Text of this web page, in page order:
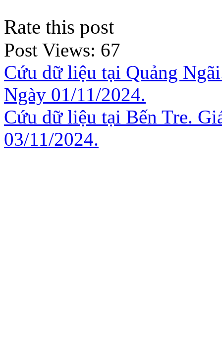
Rate this post
Post Views: 67
Cứu dữ liệu tại Quảng
Ngày 01/11/2024.
Cứu dữ liệu tại Bến Tre.
03/11/2024.